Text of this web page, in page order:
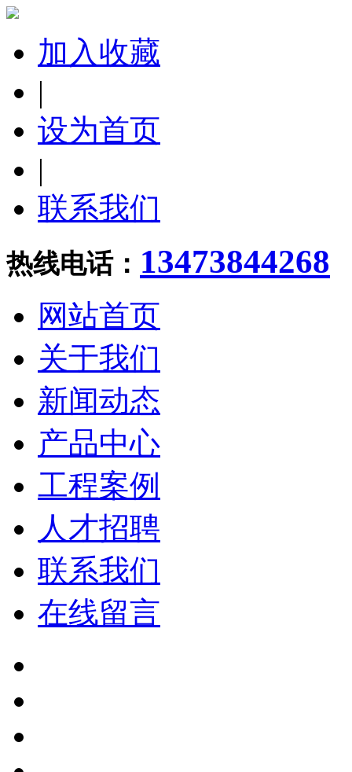
加入收藏
|
设为首页
|
联系我们
热线电话： 13473844268
网站首页
关于我们
新闻动态
产品中心
工程案例
人才招聘
联系我们
在线留言